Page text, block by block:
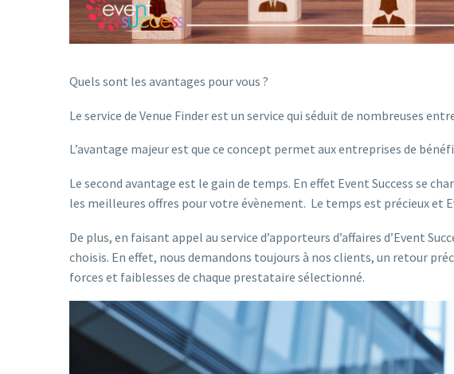
Quels sont les avantages pour vous ?
Le service de Venue Finder est un service qui séduit de nombreuses
L’avantage majeur est que ce concept permet aux entreprises de
Le second avantage est le gain de temps. En effet Event Success se
les meilleures offres pour votre évènement. Le temps est précieux et
De plus, en faisant appel au service d’apporteurs d’affaires d’Event
choisis. En effet, nous demandons toujours à nos clients, un retour
forces et faiblesses de chaque prestataire sélectionné.